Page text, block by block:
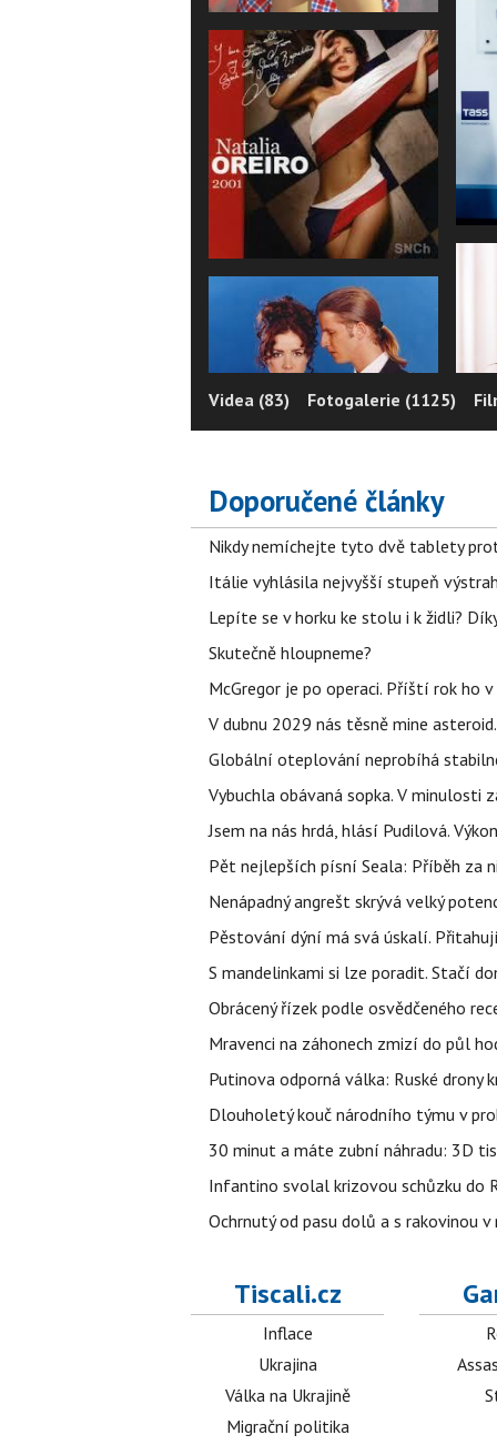
Videa (83) Fotogalerie (1125)
Doporučené články
Nikdy nemíchejte tyto dvě tablety
Itálie vyhlásila nejvyšší stupeň
Lepíte se v horku ke stolu i k židli?
Skutečně hloupneme?
McGregor je po operaci. Příští rok ho
V dubnu 2029 nás těsně mine
Globální oteplování neprobíhá
Vybuchla obávaná sopka. V minulosti
Jsem na nás hrdá, hlásí Pudilová.
Pět nejlepších písní Seala: Příběh za
Nenápadný angrešt skrývá velký
Pěstování dýní má svá úskalí.
S mandelinkami si lze poradit. Stačí
Obrácený řízek podle osvědčeného
Mravenci na záhonech zmizí do půl
Putinova odporná válka: Ruské
Dlouholetý kouč národního týmu v
30 minut a máte zubní náhradu: 3D
Infantino svolal krizovou schůzku do
Ochrnutý od pasu dolů a s rakovinou
Tiscali.cz
Inflace
Ukrajina
Válka na Ukrajině
Migrační politika